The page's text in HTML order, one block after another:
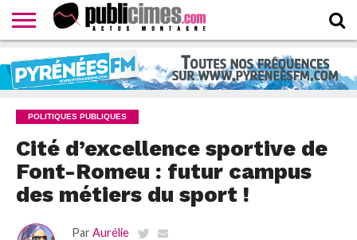
CONTACTER
LA
RÉDACTION
HOMEPAGE
NEWSLETTER
PROPOSER
UN
COMMUNIQUÉ
WEBTV
PUBLICIMESTV
POLITIQUES PUBLIQUES
Cité d’excellence sportive de
Font-Romeu : futur campus
des métiers du sport !
Par Aurélie